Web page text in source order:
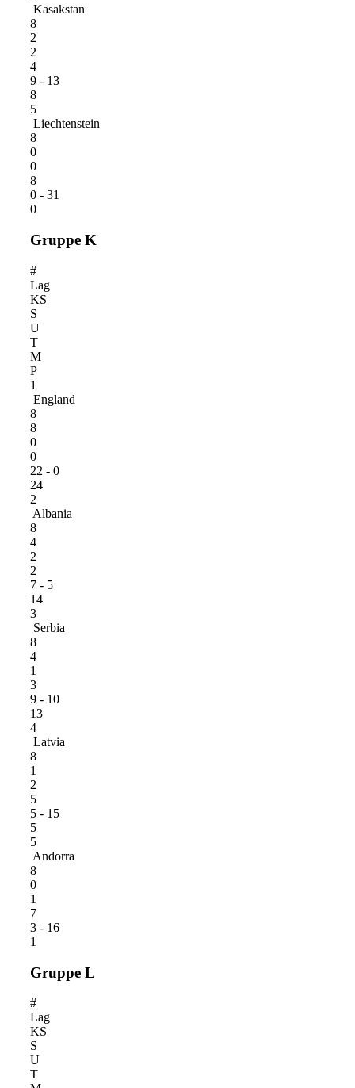
Kasakstan
8
2
2
4
9 - 13
8
5
Liechtenstein
8
0
0
8
0 - 31
0
Gruppe K
#
Lag
KS
S
U
T
M
P
1
England
8
8
0
0
22 - 0
24
2
Albania
8
4
2
2
7 - 5
14
3
Serbia
8
4
1
3
9 - 10
13
4
Latvia
8
1
2
5
5 - 15
5
5
Andorra
8
0
1
7
3 - 16
1
Gruppe L
#
Lag
KS
S
U
T